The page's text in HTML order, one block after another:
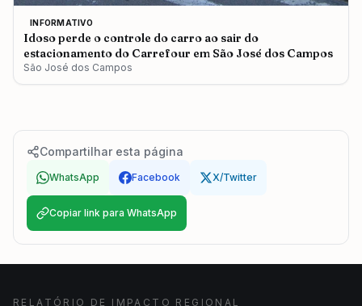
INFORMATIVO
Idoso perde o controle do carro ao sair do
estacionamento do Carrefour em São José dos Campos
São José dos Campos
Compartilhar esta página
WhatsApp Facebook X/Twitter
Copiar link para WhatsApp
RELATÓRIO DE IMPACTO REGIONAL